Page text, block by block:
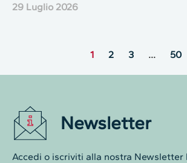
29 Luglio 2026
1 2 3 … 50
Newsletter
Accedi o iscriviti alla nostra Newsletter